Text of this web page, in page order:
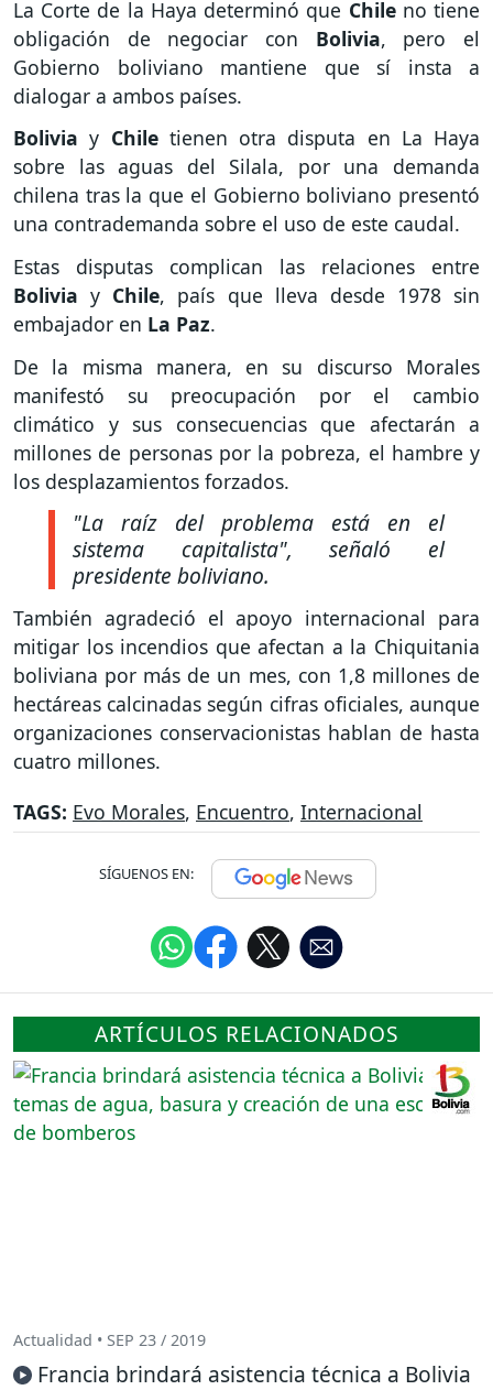
La Corte de la Haya determinó que Chile no tiene
obligación de negociar con Bolivia, pero el
Gobierno boliviano mantiene que sí insta a
dialogar a ambos países.
Boliviay Chile tienen otra disputa en La Haya
sobre las aguas del Silala, por una demanda
chilena tras la que el Gobierno boliviano presentó
una contrademanda sobre el uso de este caudal.
Estas disputas complican las relaciones entre
Boliviay Chile, país que lleva desde 1978 sin
embajador en La Paz.
De la misma manera, en su discurso Morales
manifestó su preocupación por el cambio
climático y sus consecuencias que afectarán a
millones de personas por la pobreza, el hambre y
los desplazamientos forzados.
"La raíz del problema está en el
sistema capitalista", señaló el
presidente boliviano.
También agradeció el apoyo internacional para
mitigar los incendios que afectan a la Chiquitania
boliviana por más de un mes, con 1,8 millones de
hectáreas calcinadas según cifras oficiales, aunque
organizaciones conservacionistas hablan de hasta
cuatro millones.
TAGS: Evo Morales, Encuentro, Internacional
SÍGUENOS EN:
ARTÍCULOS RELACIONADOS
Actualidad • SEP 23 / 2019
Francia brindará asistencia técnica a Bolivia